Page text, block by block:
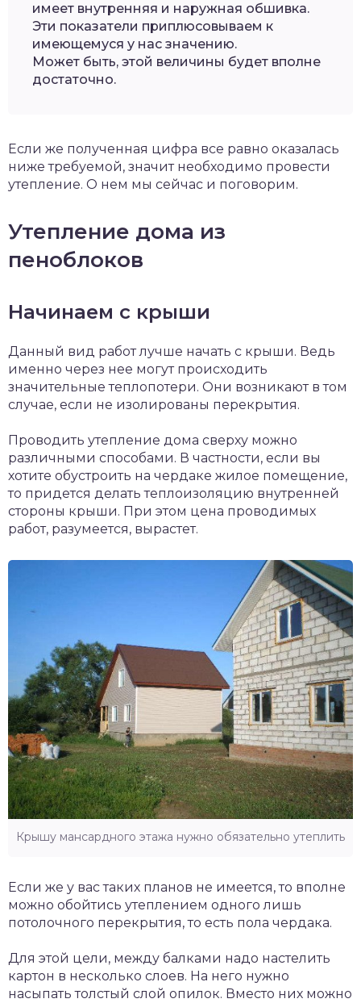
имеет внутренняя и наружная обшивка.
Эти показатели приплюсовываем к
имеющемуся у нас значению.
Может быть, этой величины будет вполне
достаточно.
Если же полученная цифра все равно оказалась
ниже требуемой, значит необходимо провести
утепление. О нем мы сейчас и поговорим.
Утепление дома из
пеноблоков
Начинаем с крыши
Данный вид работ лучше начать с крыши. Ведь
именно через нее могут происходить
значительные теплопотери. Они возникают в том
случае, если не изолированы перекрытия.
Проводить утепление дома сверху можно
различными способами. В частности, если вы
хотите обустроить на чердаке жилое помещение,
то придется делать теплоизоляцию внутренней
стороны крыши. При этом цена проводимых
работ, разумеется, вырастет.
Крышу мансардного этажа нужно обязательно утеплить
Если же у вас таких планов не имеется, то вполне
можно обойтись утеплением одного лишь
потолочного перекрытия, то есть пола чердака.
Для этой цели, между балками надо настелить
картон в несколько слоев. На него нужно
насыпать толстый слой опилок. Вместо них можно